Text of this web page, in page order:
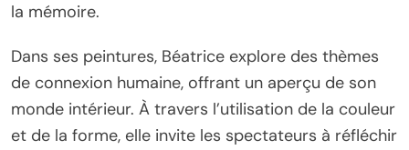
la mémoire.
Dans ses peintures, Béatrice explore des thèmes
de connexion humaine, offrant un aperçu de son
monde intérieur. À travers l’utilisation de la couleur
et de la forme, elle invite les spectateurs à réfléchir